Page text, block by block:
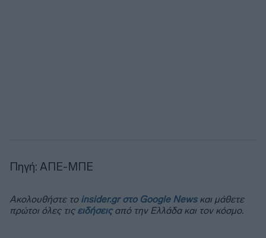
Πηγή: ΑΠΕ-ΜΠΕ
Ακολουθήστε το insider.gr στο Google Newsκαι μάθετε
πρώτοι όλες τις ειδήσειςαπό την Ελλάδα και τον κόσμο.